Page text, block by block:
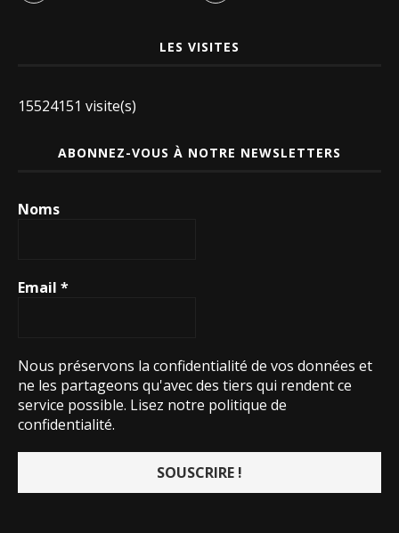
LES VISITES
15524151 visite(s)
ABONNEZ-VOUS À NOTRE NEWSLETTERS
Noms
Email *
Nous préservons la confidentialité de vos données et
ne les partageons qu'avec des tiers qui rendent ce
service possible. Lisez notre politique de
confidentialité.